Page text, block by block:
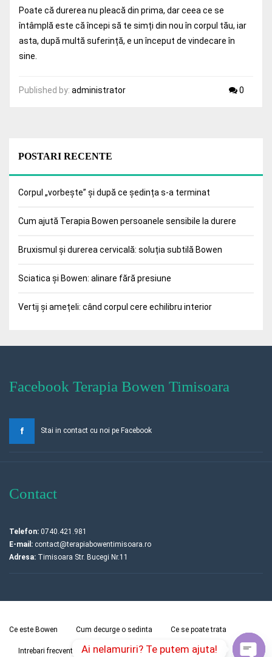
Poate că durerea nu pleacă din prima, dar ceea ce se
întâmplă este că începi să te simți din nou în corpul tău, iar
asta, după multă suferință, e un început de vindecare în
sine.
Published by: administrator 0
POSTARI RECENTE
Corpul „vorbește” și după ce ședința s-a terminat
Cum ajută Terapia Bowen persoanele sensibile la durere
Bruxismul și durerea cervicală: soluția subtilă Bowen
Sciatica și Bowen: alinare fără presiune
Vertij și amețeli: când corpul cere echilibru interior
Facebook Terapia Bowen Timisoara
Stai in contact cu noi pe Facebook
Contact
Telefon: 0740.421.981
E-mail: contact@terapiabowentimisoara.ro
Adresa: Timisoara Str. Bucegi Nr.11
Ce este Bowen Cum decurge o sedinta Ce se poate trata
Intrebari frecvente Cursuri Bowen Contact
Ai nelamuriri? Te putem ajuta!